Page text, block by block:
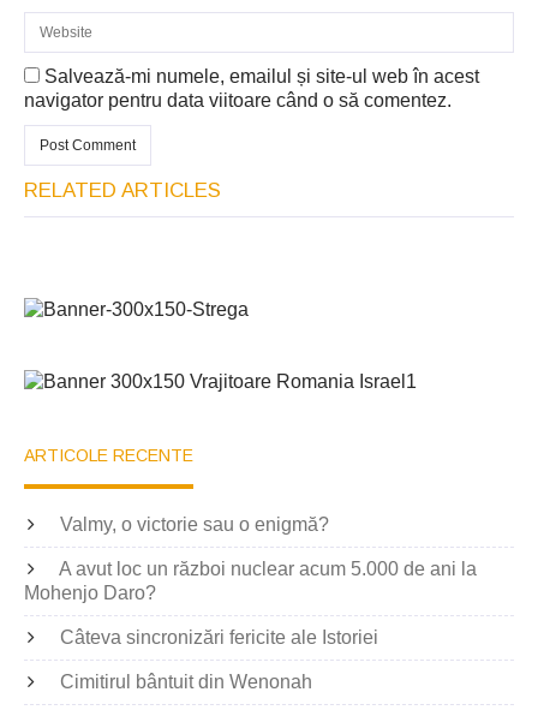
Salvează-mi numele, emailul și site-ul web în acest
navigator pentru data viitoare când o să comentez.
RELATED ARTICLES
ARTICOLE RECENTE
Valmy, o victorie sau o enigmă?
A avut loc un război nuclear acum 5.000 de ani la
Mohenjo Daro?
Câteva sincronizări fericite ale Istoriei
Cimitirul bântuit din Wenonah